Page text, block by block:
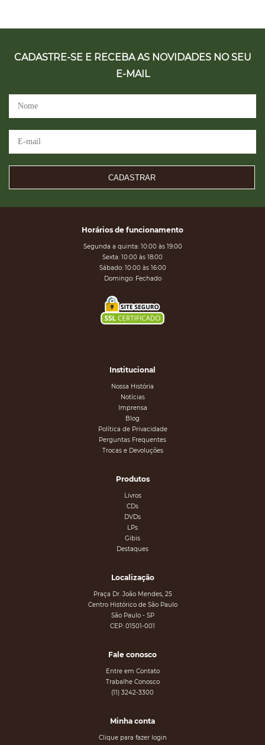
CADASTRE-SE E RECEBA AS NOVIDADES NO SEU
E-MAIL
CADASTRAR
Horários de funcionamento
Segunda a quinta: 10:00 às 19:00
Sexta: 10:00 às 18:00
Sábado: 10:00 às 16:00
Domingo: Fechado
Institucional
Nossa História
Notícias
Imprensa
Blog
Política de Privacidade
Perguntas Frequentes
Trocas e Devoluções
Produtos
Livros
CDs
DVDs
LPs
Gibis
Destaques
Localização
Praça Dr. João Mendes, 25
Centro Histórico de São Paulo
São Paulo - SP
CEP: 01501-001
Fale conosco
Entre em Contato
Trabalhe Conosco
(11) 3242-3300
Minha conta
Clique para fazer login